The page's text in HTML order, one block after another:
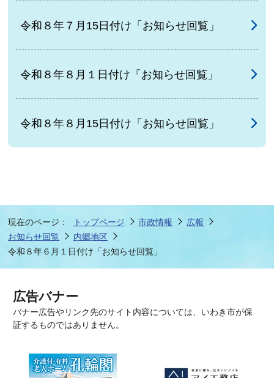
令和８年７月15日付け「お知らせ回覧」
令和８年８月１日付け「お知らせ回覧」
令和８年８月15日付け「お知らせ回覧」
現在のページ： トップページ 市政情報
広報
お知らせ回覧
内郷地区
令和８年６月１日付け「お知らせ回覧」
広告バナー
バナー広告やリンク先のサイト内容については、いわき市が保
証するものではありません。